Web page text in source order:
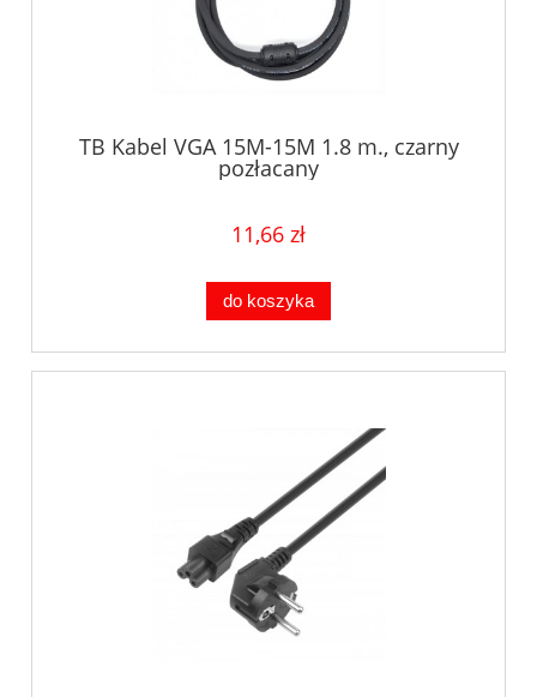
TB Kabel VGA 15M-15M 1.8 m., czarny
pozłacany
11,66 zł
do koszyka